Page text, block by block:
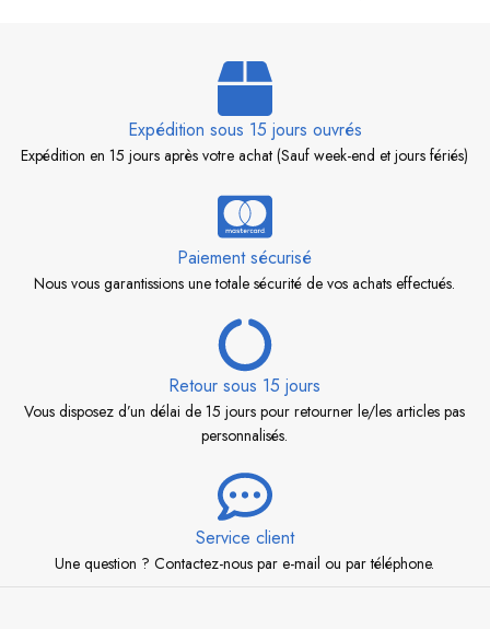
Expédition sous 15 jours ouvrés
Expédition en 15 jours après votre achat (Sauf week-end et jours fériés)
Paiement sécurisé
Nous vous garantissions une totale sécurité de vos achats effectués.
Retour sous 15 jours
Vous disposez d’un délai de 15 jours pour retourner le/les articles pas
personnalisés.
Service client
Une question ? Contactez-nous par e-mail ou par téléphone.